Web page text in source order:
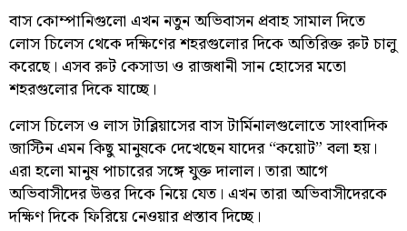
বাস কোম্পানিগুলো এখন নতুন অভিবাসন প্রবাহ সামাল দিতে
লোস চিলেস থেকে দক্ষিণের শহরগুলোর দিকে অতিরিক্ত রুট চালু
করেছে। এসব রুট কেসাডা ও রাজধানী সান হোসের মতো
শহরগুলোর দিকে যাচ্ছে।
লোস চিলেস ও লাস টাব্লিয়াসের বাস টার্মিনালগুলোতে সাংবাদিক
জাস্টিন এমন কিছু মানুষকে দেখেছেন যাদের “কয়োট” বলা হয়।
এরা হলো মানুষ পাচারের সঙ্গে যুক্ত দালাল। তারা আগে
অভিবাসীদের উত্তর দিকে নিয়ে যেত। এখন তারা অভিবাসীদেরকে
দক্ষিণ দিকে ফিরিয়ে নেওয়ার প্রস্তাব দিচ্ছে।